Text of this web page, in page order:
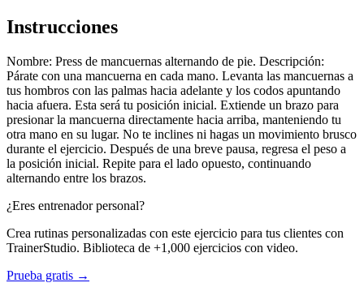
Instrucciones
Nombre: Press de mancuernas alternando de pie. Descripción:
Párate con una mancuerna en cada mano. Levanta las mancuernas a
tus hombros con las palmas hacia adelante y los codos apuntando
hacia afuera. Esta será tu posición inicial. Extiende un brazo para
presionar la mancuerna directamente hacia arriba, manteniendo tu
otra mano en su lugar. No te inclines ni hagas un movimiento brusco
durante el ejercicio. Después de una breve pausa, regresa el peso a
la posición inicial. Repite para el lado opuesto, continuando
alternando entre los brazos.
¿Eres entrenador personal?
Crea rutinas personalizadas con este ejercicio para tus clientes con
TrainerStudio. Biblioteca de +1,000 ejercicios con video.
Prueba gratis →